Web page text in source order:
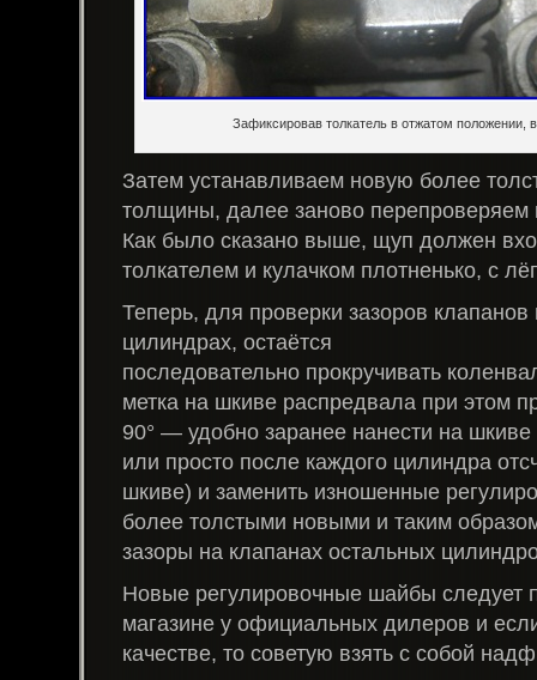
Зафиксировав толкатель в отжатом
Затем устанавливаем новую более
толщины, далее заново перепроверяем
Как было сказано выше, щуп должен
толкателем и кулачком плотненько, с
Теперь, для проверки зазоров клапанов
цилиндрах, остаётся
последовательно прокручивать
метка на шкиве распредвала при этом
90° — удобно заранее нанести на
или просто после каждого цилиндра
шкиве) и заменить изношенные
более толстыми новыми и таким
зазоры на клапанах остальных
Новые регулировочные шайбы следует
магазине у официальных дилеров и
качестве, то советую взять с собой